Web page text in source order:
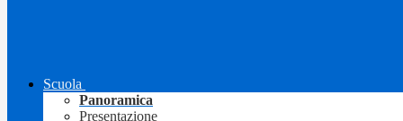
Scuola
Panoramica
Presentazione